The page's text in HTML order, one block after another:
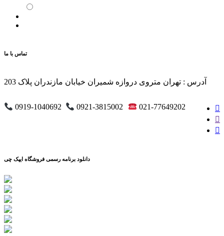
تماس با ما
آدرس : تهران متروی دروازه شمیران خیابان مازندران پلاک 203
0919-1040692 0921-3815002 021-77649202
دانلود برنامه رسمی فروشگاه ایپک چی